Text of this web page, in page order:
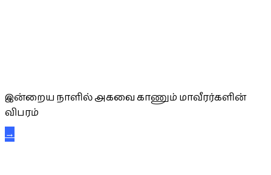
இன்றைய நாளில் அகவை காணும் மாவீரர்களின்
விபரம்
→